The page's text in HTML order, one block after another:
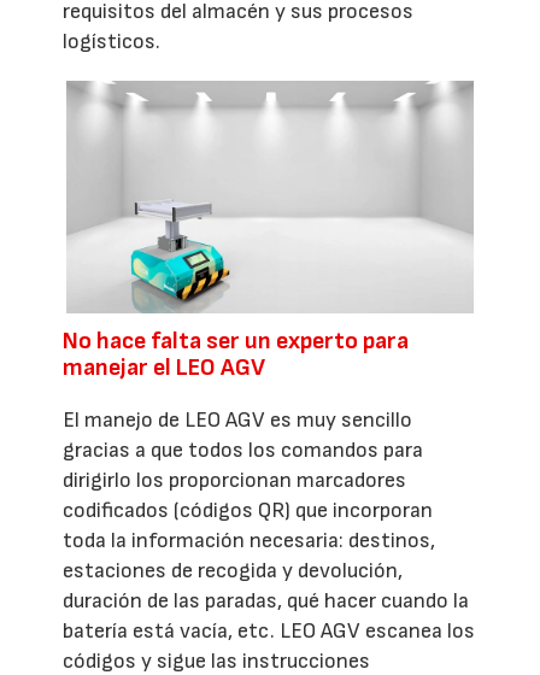
requisitos del almacén y sus procesos
logísticos.
No hace falta ser un experto para
manejar el LEO AGV
El manejo de LEO AGV es muy sencillo
gracias a que todos los comandos para
dirigirlo los proporcionan marcadores
codificados (códigos QR) que incorporan
toda la información necesaria: destinos,
estaciones de recogida y devolución,
duración de las paradas, qué hacer cuando la
batería está vacía, etc. LEO AGV escanea los
códigos y sigue las instrucciones